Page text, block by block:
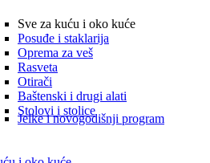
Sve za kuću i oko kuće
Posuđe i staklarija
Oprema za veš
Rasveta
Otirači
Baštenski i drugi alati
Stolovi i stolice
Jelke i novogodišnji program